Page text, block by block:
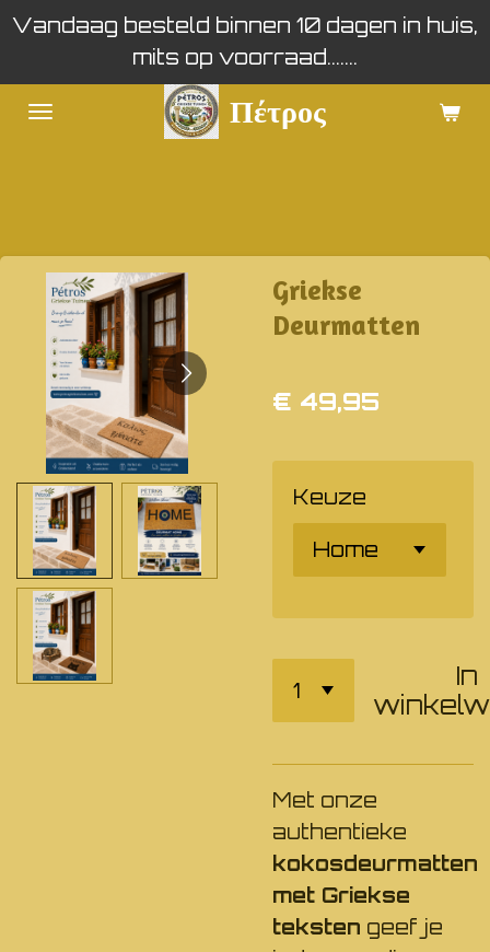
Ga
naar
de
Πέτρος
Vandaag besteld binnen 10 dagen in huis,
mits op voorraad.......
Griekse
Deurmatten
€ 49,95
Keuze
In
Met onze
authentieke
kokosdeurmatten
met Griekse
teksten geef je